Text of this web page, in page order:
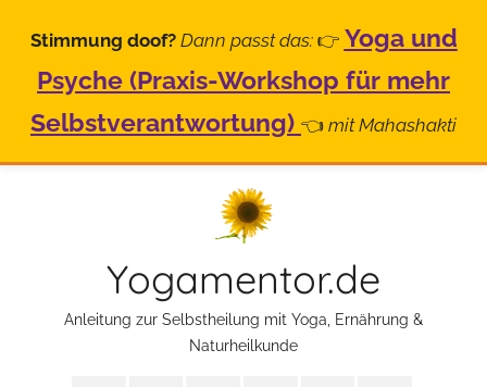
Stimmung doof? Dann passt das:👉 Yoga und
Psyche (Praxis-Workshop für mehr
Selbstverantwortung) 👈 mit Mahashakti
Yogamentor.de
Anleitung zur Selbstheilung mit Yoga, Ernährung &
Naturheilkunde